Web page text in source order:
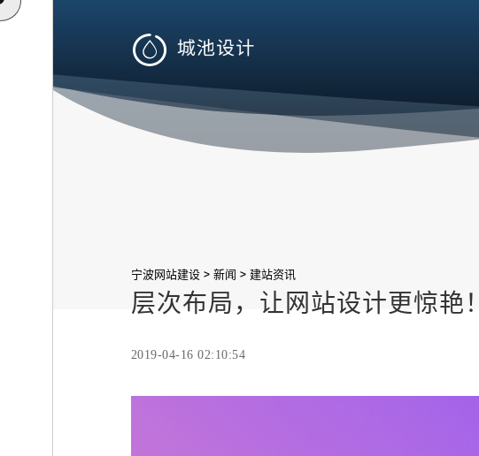

宁波网站建设> 新闻 > 建站资讯
层次布局，让网站设计更惊艳！
2019-04-16 02:10:54